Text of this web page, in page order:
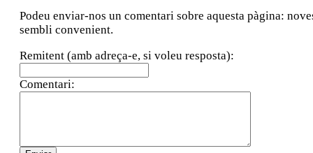
Podeu enviar-nos un comentari sobre aquesta pàgina:
sembli convenient.
Remitent (amb adreça-e, si voleu resposta):
Comentari: